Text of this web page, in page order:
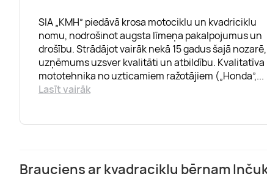
SIA „KMH” piedāvā krosa motociklu un kvadriciklu
nomu, nodrošinot augsta līmeņa pakalpojumus un
drošību. Strādājot vairāk nekā 15 gadus šajā nozarē,
uzņēmums uzsver kvalitāti un atbildību. Kvalitatīva
mototehnika no uzticamiem ražotājiem („Honda”,...
Lasīt vairāk
Brauciens ar kvadraciklu bērnam